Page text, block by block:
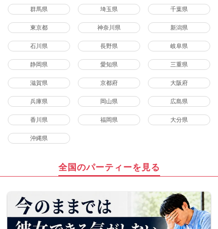
群馬県 埼玉県 千葉県
東京都 神奈川県 新潟県
石川県 長野県 岐阜県
静岡県 愛知県 三重県
滋賀県 京都府 大阪府
兵庫県 岡山県 広島県
香川県 福岡県 大分県
沖縄県
全国のパーティーを見る